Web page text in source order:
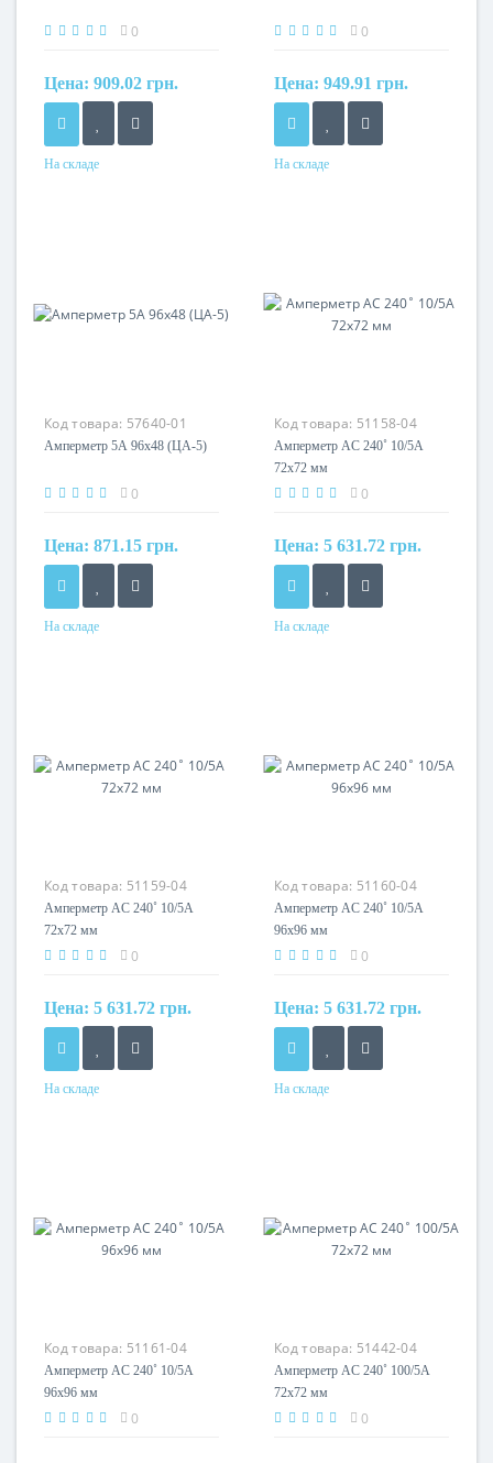
0
Цена: 909.02 грн.
На складе
0
Цена: 949.91 грн.
На складе
Код товара: 57640-01
Амперметр 5А 96х48 (ЦА-5)
0
Цена: 871.15 грн.
На складе
Код товара: 51158-04
Амперметр AC 240˚ 10/5A
72x72 мм
0
Цена: 5 631.72 грн.
На складе
Код товара: 51159-04
Амперметр AC 240˚ 10/5A
72x72 мм
0
Цена: 5 631.72 грн.
На складе
Код товара: 51160-04
Амперметр AC 240˚ 10/5A
96x96 мм
0
Цена: 5 631.72 грн.
На складе
Код товара: 51161-04
Амперметр AC 240˚ 10/5A
96x96 мм
0
Код товара: 51442-04
Амперметр AC 240˚ 100/5A
72x72 мм
0